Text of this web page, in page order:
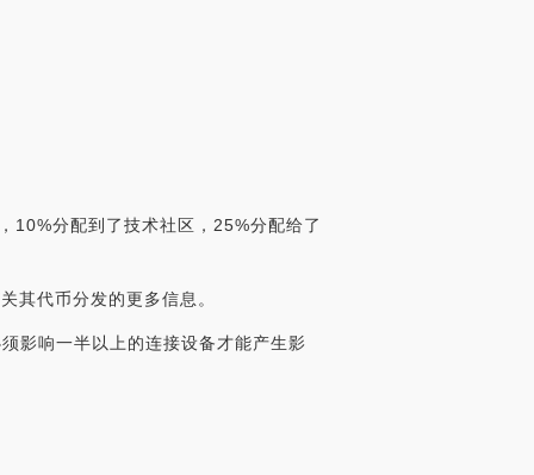
10%分配到了技术社区，25%分配给了
其代币分发的更多信息。
影响一半以上的连接设备才能产生影